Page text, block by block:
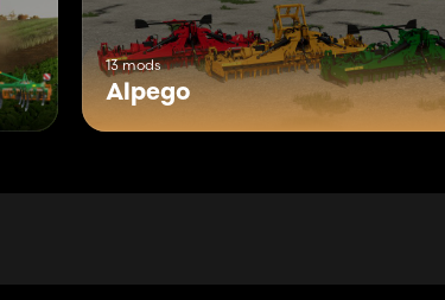
13 mods
Alpego